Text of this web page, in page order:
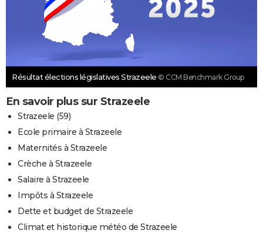
Résultat élections législatives Strazeele © CCM Benchmark Group
En savoir plus sur Strazeele
Strazeele (59)
Ecole primaire à Strazeele
Maternités à Strazeele
Crèche à Strazeele
Salaire à Strazeele
Impôts à Strazeele
Dette et budget de Strazeele
Climat et historique météo de Strazeele